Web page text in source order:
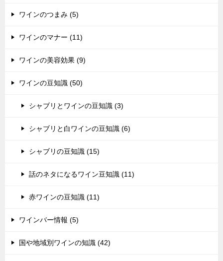
ワインのつまみ (5)
ワインのマナー (11)
ワインの美容効果 (9)
ワインの豆知識 (50)
シャブリとワインの豆知識 (3)
シャブリと白ワインの豆知識 (6)
シャブリの豆知識 (15)
話のネタになるワイン豆知識 (11)
赤ワインの豆知識 (11)
ワインバー情報 (5)
国や地域別ワインの知識 (42)